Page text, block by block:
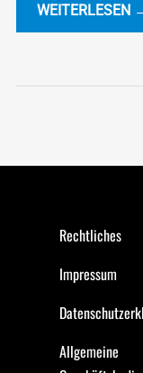
WEITERLESEN
Rechtliches
Impressum
Allgemeine